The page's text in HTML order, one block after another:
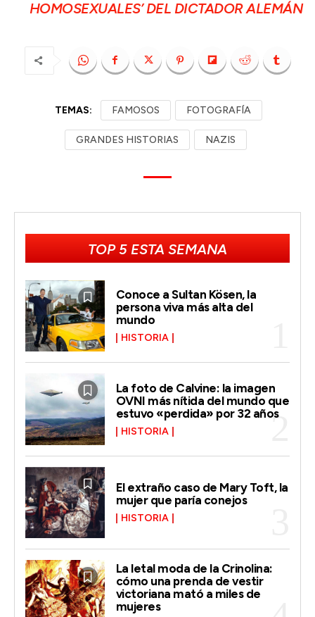
HOMOSEXUALES’ DEL DICTADOR ALEMÁN
TEMAS: FAMOSOS FOTOGRAFÍA
GRANDES HISTORIAS NAZIS
TOP 5 ESTA SEMANA
Conoce a Sultan Kösen, la
persona viva más alta del
mundo
HISTORIA
La foto de Calvine: la imagen
OVNI más nítida del mundo que
estuvo «perdida» por 32 años
HISTORIA
El extraño caso de Mary Toft, la
mujer que paría conejos
HISTORIA
La letal moda de la Crinolina:
cómo una prenda de vestir
victoriana mató a miles de
mujeres